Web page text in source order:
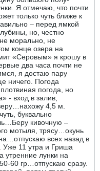
Я отмечаю, что почти
только чуть ближе к
– перед ямкой
но, честно
морально, не
конце озера на
«Серовым» я крошу в
два часа почти не
я достаю пару
ничего. Погода
погода, но
- вход в залив,
4,5 м.
буквально
кивочную –
мотыля, трясу…окунь
всех назад в
Уже 11 утра и Гриша
утренние лунки на
60 гр…отпускаю сразу.